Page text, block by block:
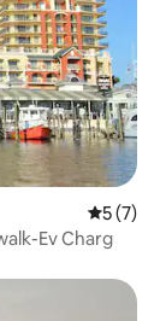
5 (7)
Ev Charg